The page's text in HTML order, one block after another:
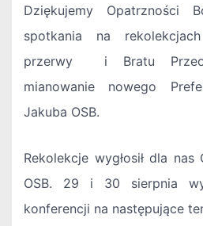
Dziękujemy Opatrzności
spotkania na
przerwy i Bratu
mianowanie nowego
Jakuba OSB.
Rekolekcje wygłosił dla nas
OSB. 29 i 30 sierpnia
konferencji na następujące